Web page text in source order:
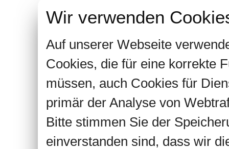
Wir verwenden
Auf unserer Webseite
Cookies, die für eine korrekte
müssen, auch Cookies für
primär der Analyse von
Bitte stimmen Sie der
einverstanden sind, dass wir